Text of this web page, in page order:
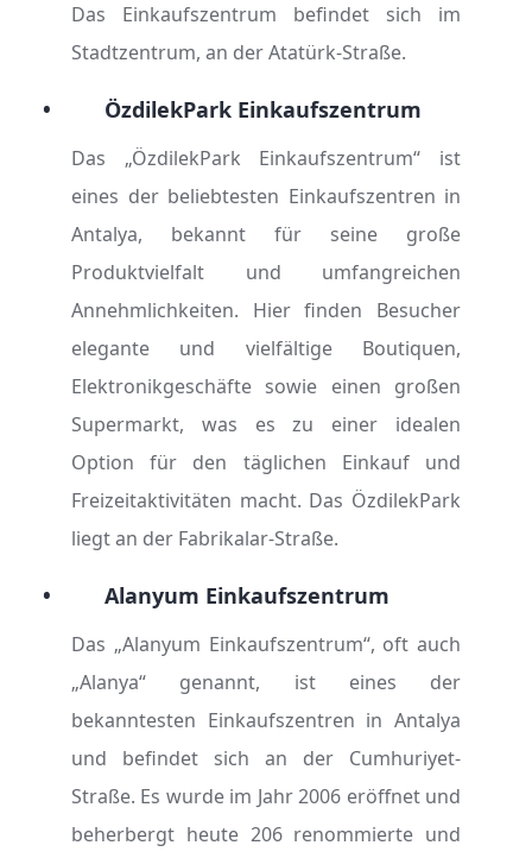
Das Einkaufszentrum befindet sich im
Stadtzentrum, an der Atatürk-Straße.
• ÖzdilekPark Einkaufszentrum
Das „ÖzdilekPark Einkaufszentrum“ ist
eines der beliebtesten Einkaufszentren in
Antalya, bekannt für seine große
Produktvielfalt und umfangreichen
Annehmlichkeiten. Hier finden Besucher
elegante und vielfältige Boutiquen,
Elektronikgeschäfte sowie einen großen
Supermarkt, was es zu einer idealen
Option für den täglichen Einkauf und
Freizeitaktivitäten macht. Das ÖzdilekPark
liegt an der Fabrikalar-Straße.
• Alanyum Einkaufszentrum
Das „Alanyum Einkaufszentrum“, oft auch
„Alanya“ genannt, ist eines der
bekanntesten Einkaufszentren in Antalya
und befindet sich an der Cumhuriyet-
Straße. Es wurde im Jahr 2006 eröffnet und
beherbergt heute 206 renommierte und